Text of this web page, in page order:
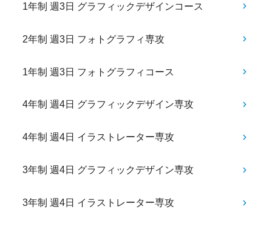
1年制 週3日 グラフィックデザインコース
2年制 週3日 フォトグラフィ専攻
1年制 週3日 フォトグラフィコース
4年制 週4日 グラフィックデザイン専攻
4年制 週4日 イラストレーター専攻
3年制 週4日 グラフィックデザイン専攻
3年制 週4日 イラストレーター専攻